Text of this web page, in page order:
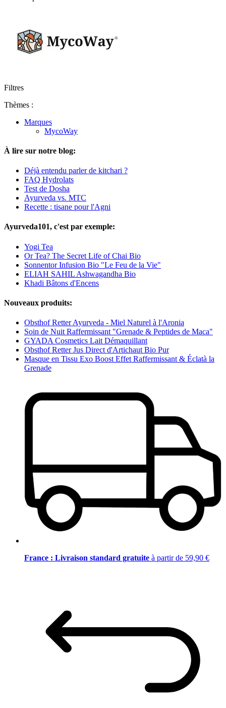
Filtres
Thèmes :
Marques
MycoWay
À lire sur notre blog:
Déjà entendu parler de kitchari ?
FAQ Hydrolats
Test de Dosha
Ayurveda vs. MTC
Recette : tisane pour l'Agni
Ayurveda101, c'est par exemple:
Yogi Tea
Or Tea? The Secret Life of Chai Bio
Sonnentor Infusion Bio "Le Feu de la Vie"
ELIAH SAHIL Ashwagandha Bio
Khadi Bâtons d'Encens
Nouveaux produits:
Obsthof Retter Ayurveda - Miel Naturel à l'Aronia
Soin de Nuit Raffermissant "Grenade & Peptides de Maca"
GYADA Cosmetics Lait Démaquillant
Obsthof Retter Jus Direct d'Artichaut Bio Pur
Masque en Tissu Exo Boost Effet Raffermissant & Éclatà la
Grenade
France : Livraison standard gratuite à partir de 59,90 €